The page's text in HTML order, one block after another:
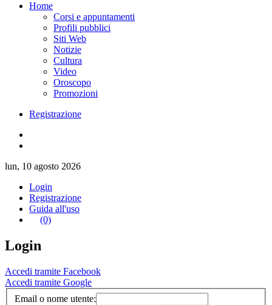
Home
Corsi e appuntamenti
Profili pubblici
Siti Web
Notizie
Cultura
Video
Oroscopo
Promozioni
Registrazione
lun, 10 agosto 2026
Login
Registrazione
Guida all'uso
(0)
Login
Accedi tramite Facebook
Accedi tramite Google
Email o nome utente: